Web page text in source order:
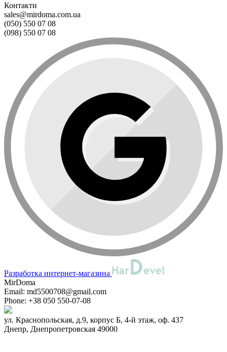
Контакти
sales@mirdoma.com.ua
(050) 550 07 08
(098) 550 07 08
Разработка интернет-магазина
MirDoma
Email: md5500708@gmail.com
Phone: +38 050 550-07-08
ул. Краснопольская, д.9, корпус Б, 4-й этаж, оф. 437
Днепр, Днепропетровская 49000